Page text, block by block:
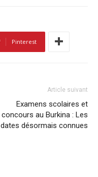
Pinterest
Article suivant
Examens scolaires et
concours au Burkina : Les
dates désormais connues